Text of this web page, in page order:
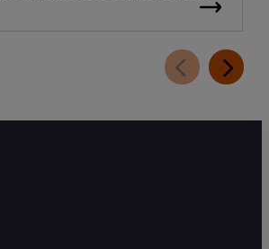
la disponibilidad de InterSystems
Data Studio basada en IA
permite a las organizaciones
lenguaje natural. A medida que
en entornos de producción,